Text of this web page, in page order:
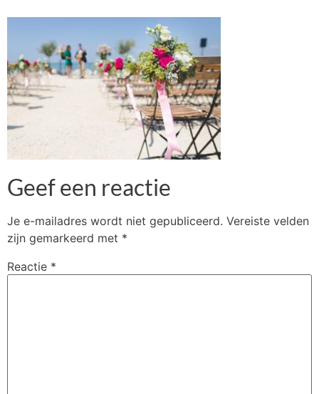
Geef een reactie
Je e-mailadres wordt niet gepubliceerd. Vereiste velden
zijn gemarkeerd met *
Reactie *